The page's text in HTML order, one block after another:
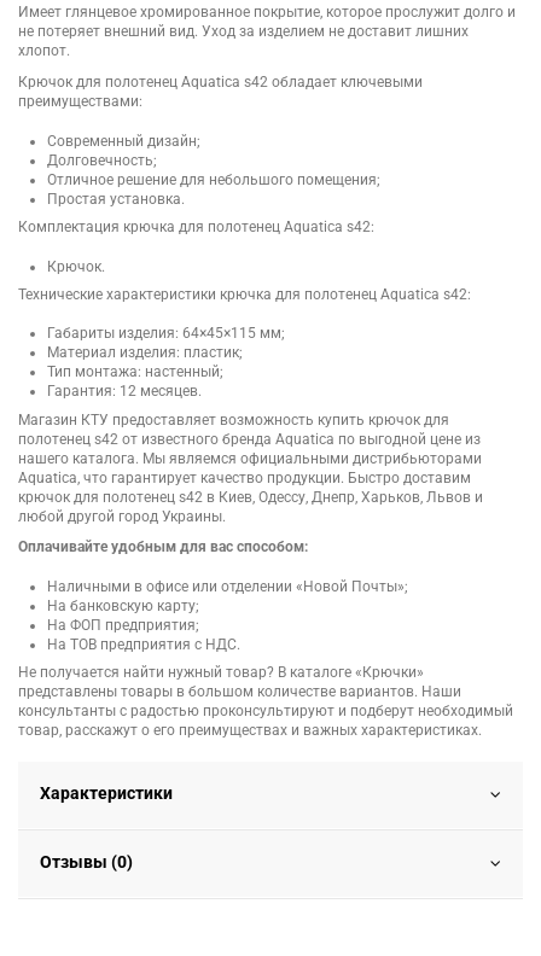
Имеет глянцевое хромированное покрытие, которое прослужит долго и
не потеряет внешний вид. Уход за изделием не доставит лишних
хлопот.
Крючок для полотенец Aquatica s42 обладает ключевыми
преимуществами:
Современный дизайн;
Долговечность;
Отличное решение для небольшого помещения;
Простая установка.
Комплектация крючка для полотенец Aquatica s42:
Крючок.
Технические характеристики крючка для полотенец Aquatica s42:
Габариты изделия: 64×45×115 мм;
Материал изделия: пластик;
Тип монтажа: настенный;
Гарантия: 12 месяцев.
Магазин КТУ предоставляет возможность купить крючок для
полотенец s42 от известного бренда Aquatica по выгодной цене из
нашего каталога. Мы являемся официальными дистрибьюторами
Aquatica, что гарантирует качество продукции. Быстро доставим
крючок для полотенец s42 в Киев, Одессу, Днепр, Харьков, Львов и
любой другой город Украины.
Оплачивайте удобным для вас способом:
Наличными в офисе или отделении «Новой Почты»;
На банковскую карту;
На ФОП предприятия;
На ТОВ предприятия с НДС.
Не получается найти нужный товар? В каталоге «Крючки»
представлены товары в большом количестве вариантов. Наши
консультанты с радостью проконсультируют и подберут необходимый
товар, расскажут о его преимуществах и важных характеристиках.
Характеристики
Отзывы (0)